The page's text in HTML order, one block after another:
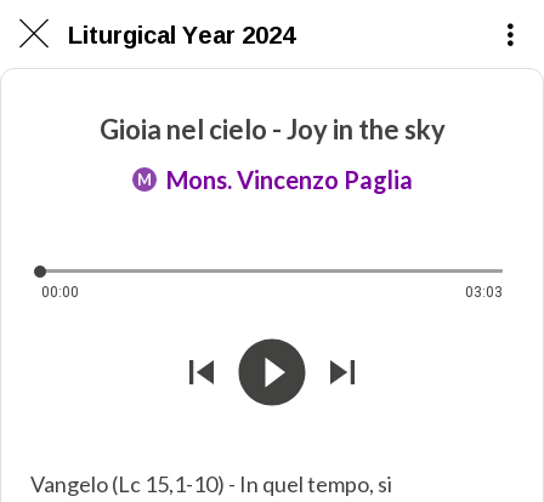
Liturgical Year 2024
Gioia nel cielo - Joy in the sky
M Mons. Vincenzo Paglia
00:00 03:03
Vangelo (Lc 15,1-10) - In quel tempo, si